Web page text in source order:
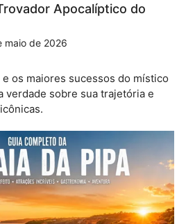
Apocalíptico do
maio de 2026
os maiores sucessos do místico
verdade sobre sua trajetória e